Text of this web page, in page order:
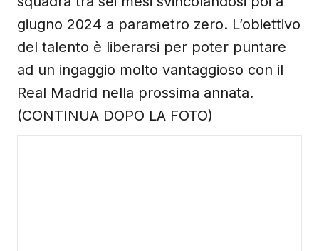
giugno 2024 a parametro zero. L’obiettivo
del talento è liberarsi per poter puntare
ad un ingaggio molto vantaggioso con il
Real Madrid nella prossima annata.
(CONTINUA DOPO LA FOTO)